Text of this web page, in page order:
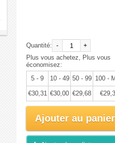
Quantité: -
+
Plus vous achetez, Plus vous
économisez:
5 - 9
10 - 49 50 - 99 100 -
€30,31 €30,00 €29,68
Ajouter au panier